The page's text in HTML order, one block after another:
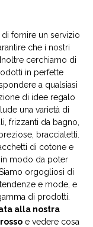
fornire un servizio
che i nostri
cerchiamo di
in perfette
a qualsiasi
di idee regalo
una varietà di
frizzanti da bagno,
braccialetti.
di cotone e
modo da poter
orgogliosi di
e mode, e
di prodotti.
alla nostra
e vedere cosa